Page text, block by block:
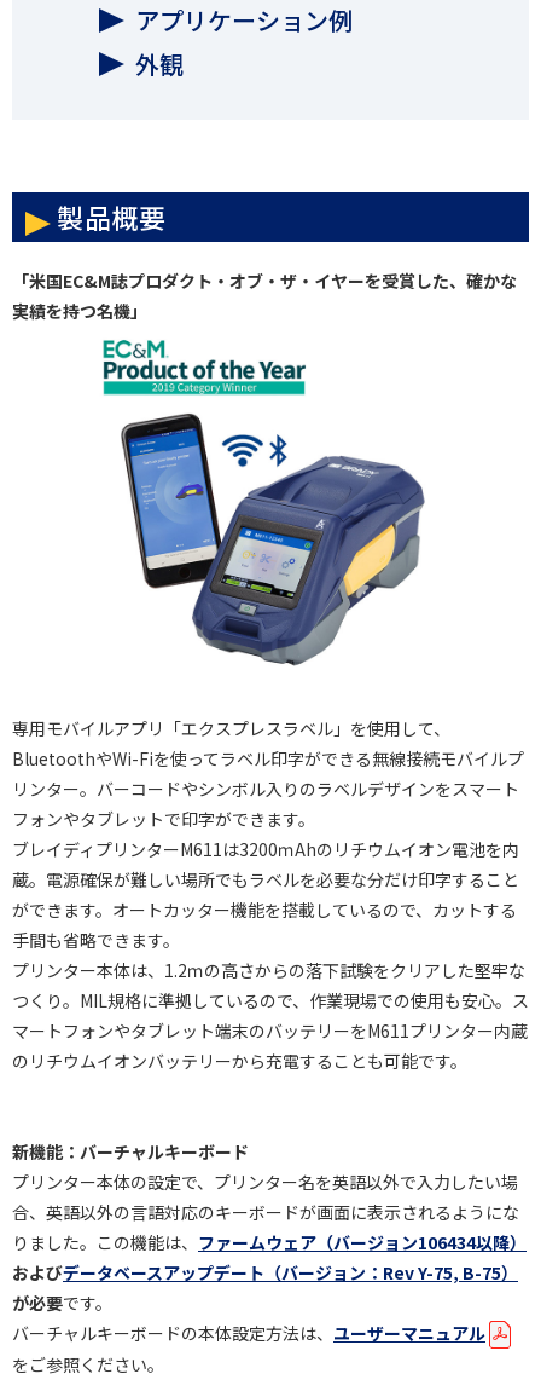
アプリケーション例
外観
製品概要
「米国EC&M誌プロダクト・オブ・ザ・イヤーを受賞した、確かな
実績を持つ名機」
専用モバイルアプリ「エクスプレスラベル」を使用して、
BluetoothやWi-Fiを使ってラベル印字ができる無線接続モバイルプ
リンター。バーコードやシンボル入りのラベルデザインをスマート
フォンやタブレットで印字ができます。
ブレイディプリンターM611は3200ｍAhのリチウムイオン電池を内
蔵。電源確保が難しい場所でもラベルを必要な分だけ印字すること
ができます。オートカッター機能を搭載しているので、カットする
手間も省略できます。
プリンター本体は、1.2ｍの高さからの落下試験をクリアした堅牢な
つくり。MIL規格に準拠しているので、作業現場での使用も安心。ス
マートフォンやタブレット端末のバッテリーをM611プリンター内蔵
のリチウムイオンバッテリーから充電することも可能です。
新機能：バーチャルキーボード
プリンター本体の設定で、プリンター名を英語以外で入力したい場
合、英語以外の言語対応のキーボードが画面に表示されるようにな
りました。この機能は、 ファームウェア（バージョン106434以降）
およびデータベースアップデート（バージョン：Rev Y-75, B-75）
が必要です。
バーチャルキーボードの本体設定方法は、 ユーザーマニュアル
をご参照ください。